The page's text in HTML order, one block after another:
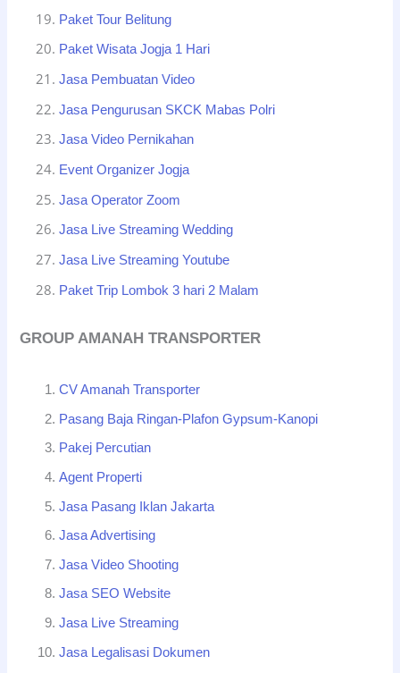
Paket Tour Belitung
Paket Wisata Jogja 1 Hari
Jasa Pembuatan Video
Jasa Pengurusan SKCK Mabas Polri
Jasa Video Pernikahan
Event Organizer Jogja
Jasa Operator Zoom
Jasa Live Streaming Wedding
Jasa Live Streaming Youtube
Paket Trip Lombok 3 hari 2 Malam
GROUP AMANAH TRANSPORTER
CV Amanah Transporter
Pasang Baja Ringan-Plafon Gypsum-Kanopi
Pakej Percutian
Agent Properti
Jasa Pasang Iklan Jakarta
Jasa Advertising
Jasa Video Shooting
Jasa SEO Website
Jasa Live Streaming
Jasa Legalisasi Dokumen